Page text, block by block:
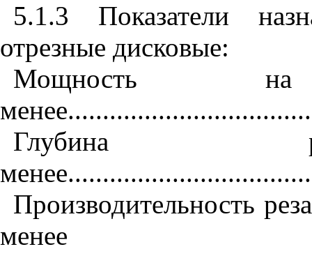
5.1.3 Показатели
отрезные дисковые:
Мощность
менее
менее
Производительность
менее